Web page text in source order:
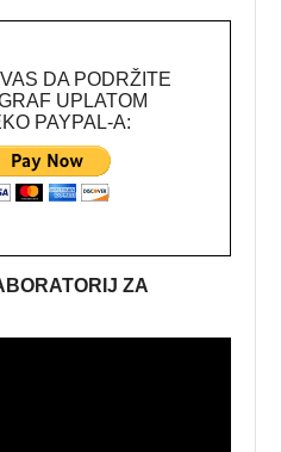
DA PODRŽITE
UPLATOM
PAYPAL-A:
ZA